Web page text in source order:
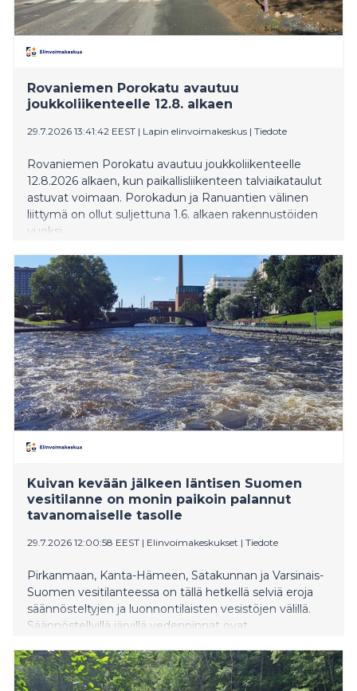
Rovaniemen Porokatu avautuu
joukkoliikenteelle 12.8. alkaen
29.7.2026 13:41:42 EEST | Lapin elinvoimakeskus | Tiedote
Rovaniemen Porokatu avautuu joukkoliikenteelle
12.8.2026 alkaen, kun paikallisliikenteen talviaikataulut
astuvat voimaan. Porokadun ja Ranuantien välinen
liittymä on ollut suljettuna 1.6. alkaen rakennustöiden
vuoksi.
Kuivan kevään jälkeen läntisen Suomen
vesitilanne on monin paikoin palannut
tavanomaiselle tasolle
29.7.2026 12:00:58 EEST | Elinvoimakeskukset | Tiedote
Pirkanmaan, Kanta-Hämeen, Satakunnan ja Varsinais-
Suomen vesitilanteessa on tällä hetkellä selviä eroja
säännösteltyjen ja luonnontilaisten vesistöjen välillä.
Säännöstellyillä järvillä vedenpinnat ovat
pinnat ovat edelleen pääosin tavanomaista alempana
ajankohtaan nähden. Paikoin vedenkorkeudet ovat